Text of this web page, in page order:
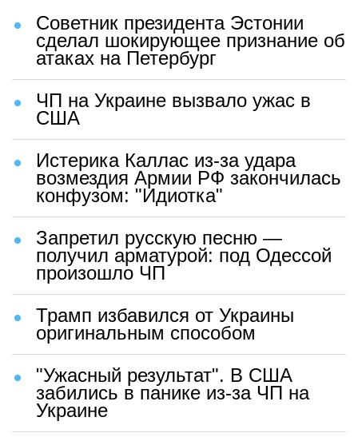
Советник президента Эстонии
сделал шокирующее признание об
атаках на Петербург
ЧП на Украине вызвало ужас в
США
Истерика Каллас из-за удара
возмездия Армии РФ закончилась
конфузом: "Идиотка"
Запретил русскую песню —
получил арматурой: под Одессой
произошло ЧП
Трамп избавился от Украины
оригинальным способом
"Ужасный результат". В США
забились в панике из-за ЧП на
Украине